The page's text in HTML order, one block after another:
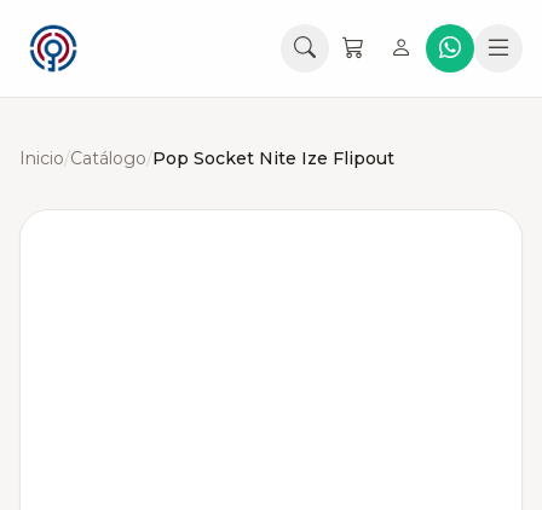
Inicio/Catálogo/Pop Socket Nite Ize Flipout